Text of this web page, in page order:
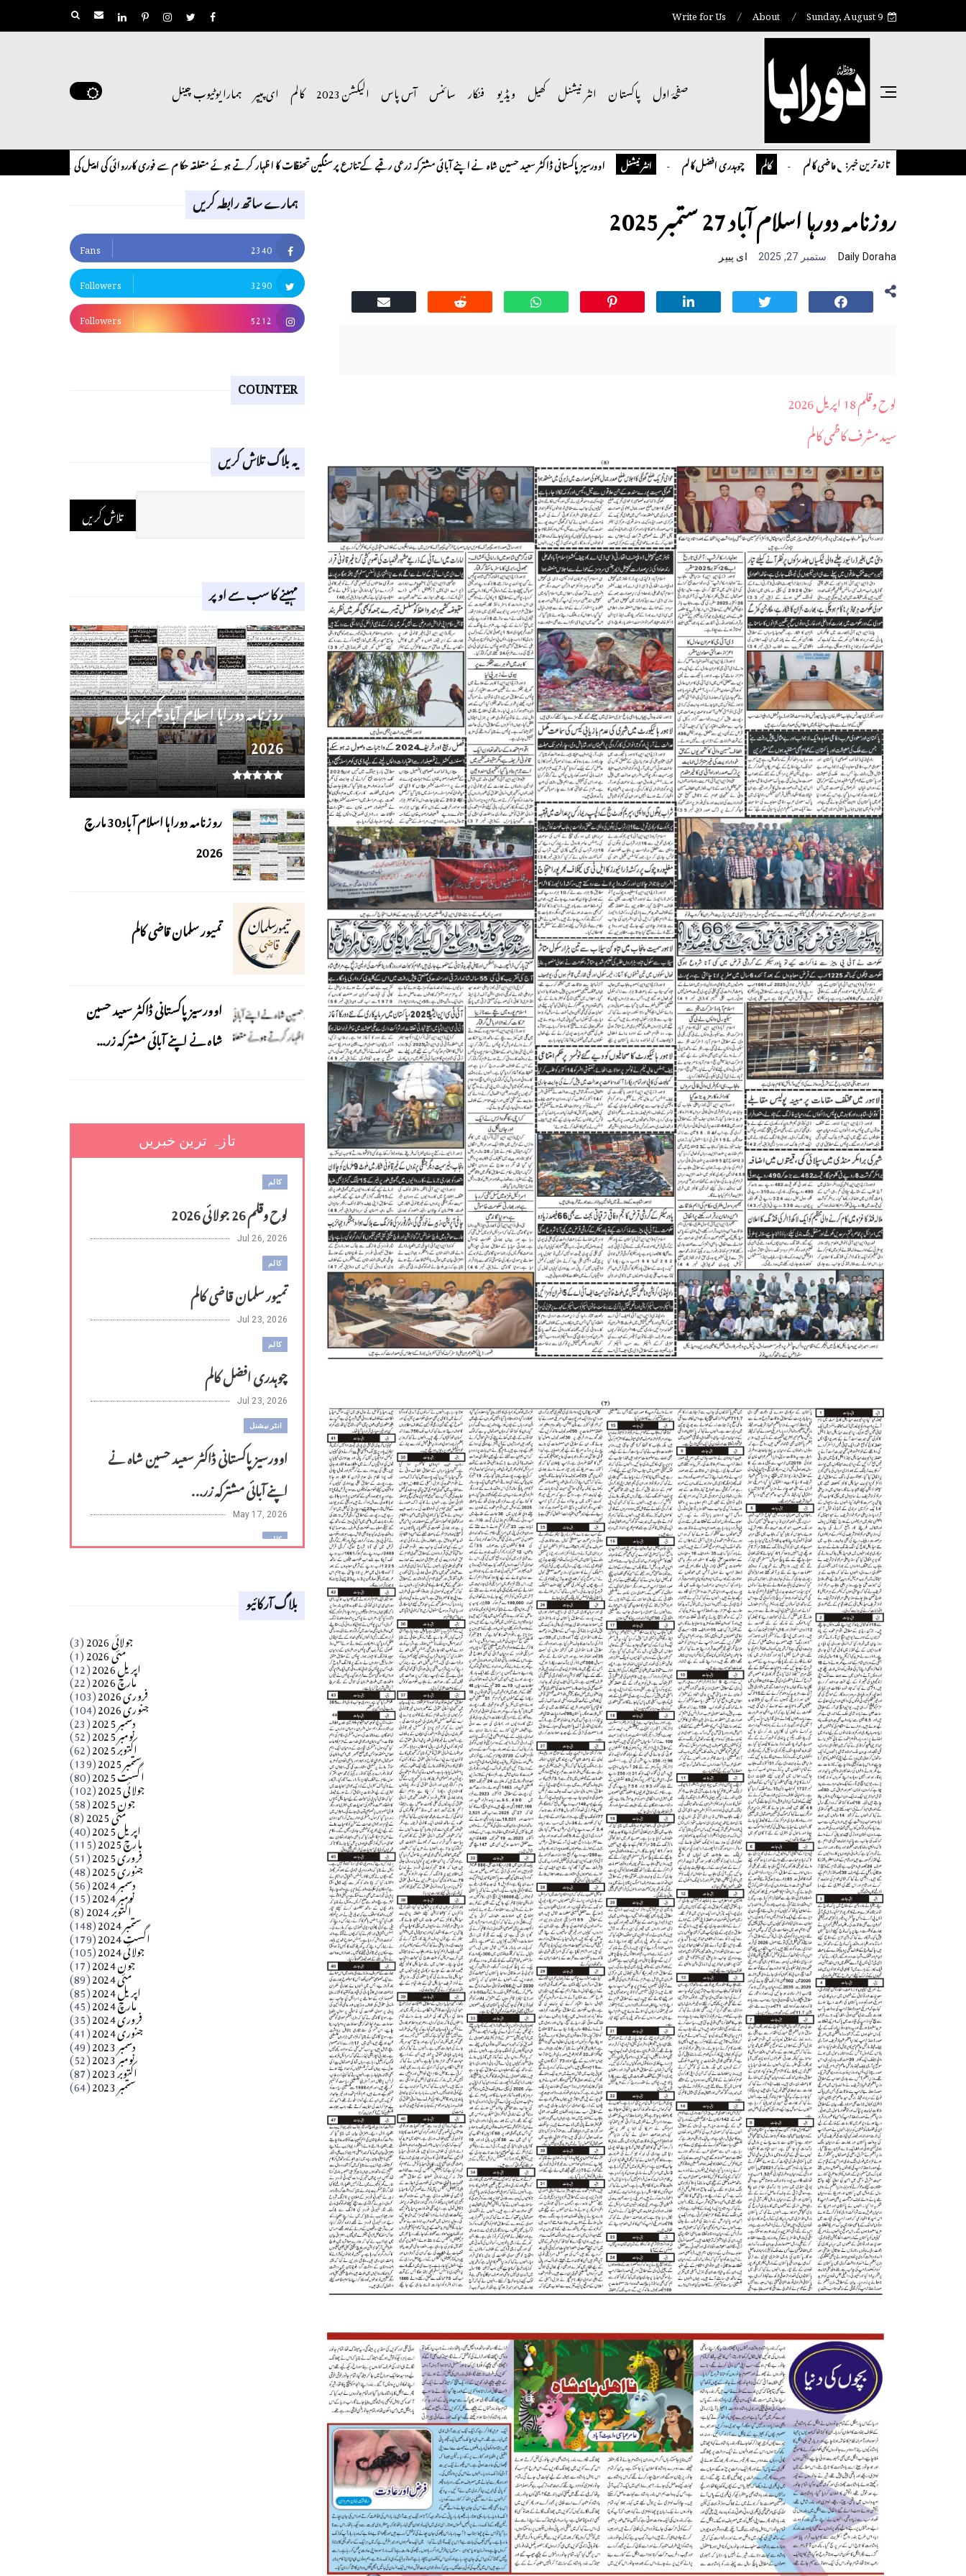
Sunday, August 9
About
Write for Us
صفحۂ اول پاکستان انٹر نیشنل کھیل ویڈیو فنکار سائنس آس پاس الیکشن 2023 کالم ای پیپر ہمارا یوٹیوب چینل
تازہ ترین خبر:تمیور سلمان قاضی کالم کالم چوہدری افضل کالم انٹر نیشنل اوورسیز پاکستانی ڈاکٹر سعید حسین شاہ نے اپنے آبائی مشترکہ زرعی رقبے کے تنازع پر سنگین تحفظات کا اظہار کرتے ہوئے متعلقہ حکام سے فوری کارروائی کی اپیل کی ہے۔ کالم
روزنامہ دورہا اسلام آباد 27 ستمبر 2025
Daily Doraha ستمبر 27, 2025 ای پیپر
لوح وقلم 18 اپریل 2026
سید مشرف کاظمی کالم
ہمارے ساتھ رابطہ کریں
2340
Fans
3290
Followers
5212
Followers
COUNTER
یہ بلاگ تلاش کریں
مہینے کا سب سے اوپر
روز نامہ دوراہا اسلام آباد یکم اپریل
2026
روزنامہ دوراہا اسلام آباد 30 مارچ
2026
تمیور سلمان قاضی کالم
اوورسیز پاکستانی ڈاکٹر سعید حسین
شاہ نے اپنے آبائی مشترکہ زر...
تازہ ترین خبریں
کالم
لوح وقلم 26 جولائی 2026
Jul 26, 2026
کالم
تمیور سلمان قاضی کالم
Jul 23, 2026
کالم
چوہدری افضل کالم
Jul 23, 2026
انٹر نیشنل
اوورسیز پاکستانی ڈاکٹر سعید حسین شاہ نے
اپنے آبائی مشترکہ زر...
May 17, 2026
کالم
Apr 18, 2026
آزاد کشمیر جیسے احتجاج کی ضرورت ہے؟
​تحریر: عاصم نواز طاہرخیلی (غازی/ہری پور)
بلاگ آرکائیو
جولائی 2026 (3) مئی 2026 (1) اپریل 2026 (12) مارچ 2026 (22) فروری 2026 (103) جنوری 2026 (104) دسمبر 2025 (23) نومبر 2025 (52) اکتوبر 2025 (62) ستمبر 2025 (139) اگست 2025 (80) جولائی 2025 (102) جون 2025 (58) مئی 2025 (8) اپریل 2025 (40) مارچ 2025 (115) فروری 2025 (51) جنوری 2025 (48) دسمبر 2024 (56) نومبر 2024 (15) اکتوبر 2024 (8) ستمبر 2024 (148) اگست 2024 (179) جولائی 2024 (105) جون 2024 (17) مئی 2024 (89) اپریل 2024 (85) مارچ 2024 (45) فروری 2024 (35) جنوری 2024 (41) دسمبر 2023 (49) نومبر 2023 (52) اکتوبر 2023 (87) ستمبر 2023 (64)